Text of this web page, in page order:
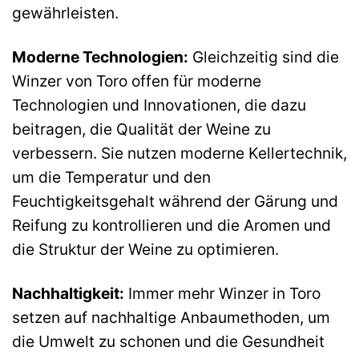
gewährleisten.
Moderne Technologien: Gleichzeitig sind die
Winzer von Toro offen für moderne
Technologien und Innovationen, die dazu
beitragen, die Qualität der Weine zu
verbessern. Sie nutzen moderne Kellertechnik,
um die Temperatur und den
Feuchtigkeitsgehalt während der Gärung und
Reifung zu kontrollieren und die Aromen und
die Struktur der Weine zu optimieren.
Nachhaltigkeit: Immer mehr Winzer in Toro
setzen auf nachhaltige Anbaumethoden, um
die Umwelt zu schonen und die Gesundheit